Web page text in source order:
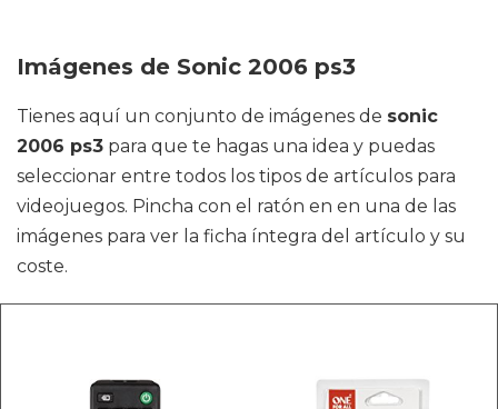
Imágenes de Sonic 2006 ps3
Tienes aquí un conjunto de imágenes de sonic
2006 ps3 para que te hagas una idea y puedas
seleccionar entre todos los tipos de artículos para
videojuegos. Pincha con el ratón en en una de las
imágenes para ver la ficha íntegra del artículo y su
coste.